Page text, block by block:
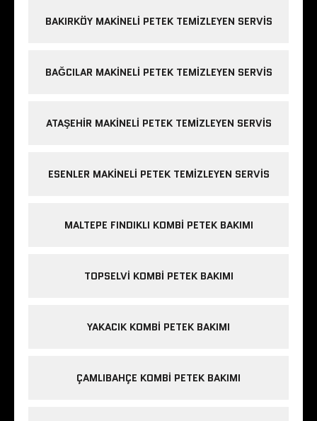
BAKIRKÖY MAKINELI PETEK TEMIZLEYEN SERVIS
BAĞCILAR MAKINELI PETEK TEMIZLEYEN SERVIS
ATAŞEHIR MAKINELI PETEK TEMIZLEYEN SERVIS
ESENLER MAKINELI PETEK TEMIZLEYEN SERVIS
MALTEPE FINDIKLI KOMBI PETEK BAKIMI
TOPSELVI KOMBI PETEK BAKIMI
YAKACIK KOMBI PETEK BAKIMI
ÇAMLIBAHÇE KOMBI PETEK BAKIMI